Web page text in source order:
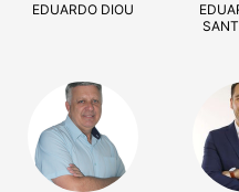
EDUARDO DIOU